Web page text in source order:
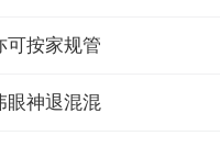
可按家规管
眼神退混混